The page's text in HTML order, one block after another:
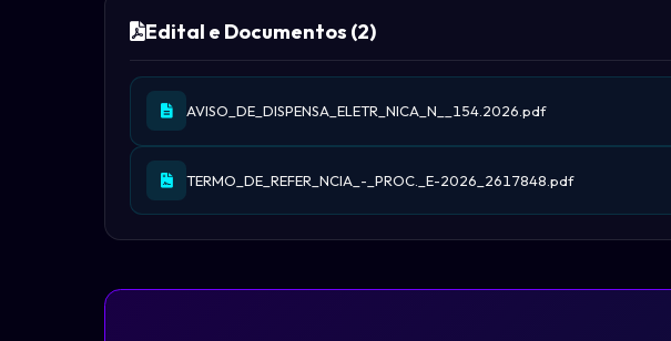
Edital e Documentos (2)
AVISO_DE_DISPENSA_ELETR_NICA_N__154.2026.pdf
TERMO_DE_REFER_NCIA_-_PROC._E-2026_2617848.pdf